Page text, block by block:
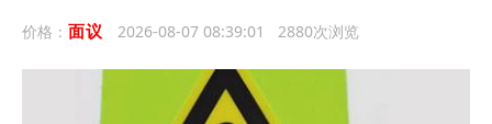
价格： 面议 2026-08-07 08:39:01 2880次浏览